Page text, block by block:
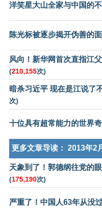
洋笑星大山全家与中国的
陈光标被逐步揭开伪善的
风向！新华网首次直指江
(210,155次)
暗杀习近平 现在是江说了
次)
十位具有超常能力的世界
更多文章导读： 2013年2
天象到了！郭德纲往党的
(175,190次)
严重了！中国人63年从没